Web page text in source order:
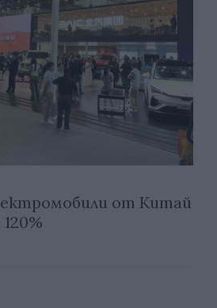
от Китай